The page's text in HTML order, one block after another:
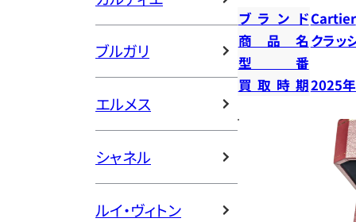
ブルガリ
エルメス
シャネル
ルイ・ヴィトン
ブランドCartier
商品名 クラッ
型番
買取時期2025